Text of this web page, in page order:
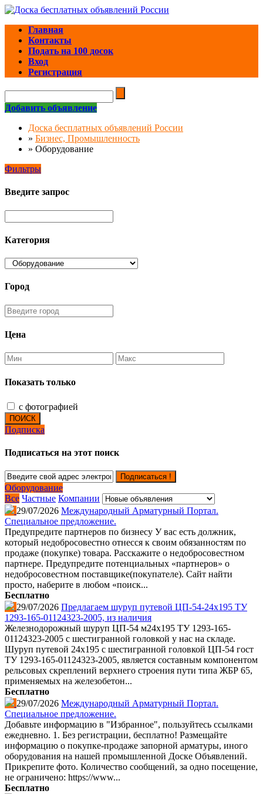
Главная
Контакты
Подать на 100 досок
Вход
Регистрация
Добавить объявление
Доска бесплатных объявлений России
» Бизнес, Промышленность
» Оборудование
Фильтры
Введите запрос
Категория
Город
Цена
Показать только
с фотографией
ПОИСК
Подписка
Подписаться на этот поиск
Подписаться !
Оборудование
Все Частные Компании
29/07/2026 Международный Арматурный Портал.
Специальное предложение.
Предупредите партнеров по бизнесу У вас есть должник,
который недобросовестно отнесся к своим обязанностям по
продаже (покупке) товара. Расскажите о недобросовестном
партнере. Предупредите потенциальных «партнеров» о
недобросовестном поставщике(покупателе). Сайт найти
просто, наберите в любом «поиск...
Бесплатно
29/07/2026 Предлагаем шуруп путевой ЦП-54-24х195 ТУ
1293-165-01124323-2005, из наличия
Железнодорожный шуруп ЦП-54 м24х195 ТУ 1293-165-
01124323-2005 с шестигранной головкой у нас на складе.
Шуруп путевой 24х195 с шестигранной головкой ЦП-54 гост
ТУ 1293-165-01124323-2005, является составным компонентом
рельсовых скреплений верхнего строения пути типа ЖБР 65,
применяемых на железобетон...
Бесплатно
29/07/2026 Международный Арматурный Портал.
Специальное предложение.
Добавьте информацию в "Избранное", пользуйтесь ссылками
ежедневно. 1. Без регистрации, бесплатно! Размещайте
информацию о покупке-продаже запорной арматуры, иного
оборудования на нашей промышленной Доске Объявлений.
Прикрепите фото. Количество сообщений, за одно посещение,
не ограничено: https://www...
Бесплатно